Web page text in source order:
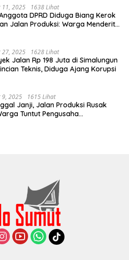
11, 2025 1638 Lihat
DPRD Diduga Biang Kerok
Jalan Produksi: Warga Menderita,
27, 2025 1628 Lihat
Jalan Rp 198 Juta di Simalungun
Teknis, Diduga Ajang Korupsi
9, 2025 1615 Lihat
Janji, Jalan Produksi Rusak
Tuntut Pengusaha